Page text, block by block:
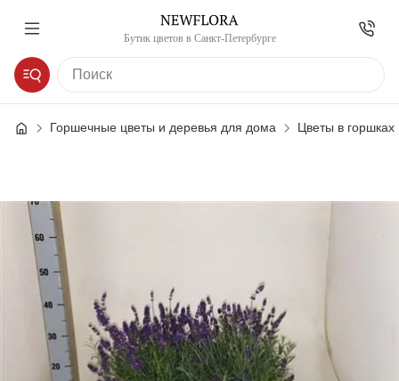
Бутик цветов в Санкт-Петербурге
Горшечные цветы и деревья для дома Цветы в горшках